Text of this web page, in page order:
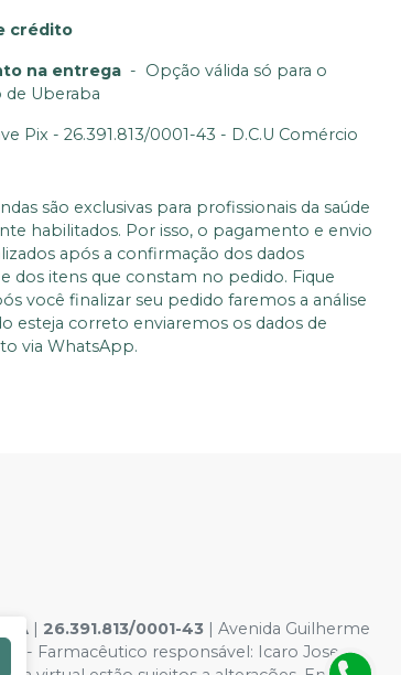
crédito
na entrega - Opção válida só para o
Uberaba
Pix - 26.391.813/0001-43 - D.C.U Comércio
são exclusivas para profissionais da saúde
habilitados. Por isso, o pagamento e envio
após a confirmação dos dados
e dos itens que constam no pedido. Fique
você finalizar seu pedido faremos a análise
esteja correto enviaremos os dados de
via WhatsApp.
| 26.391.813/0001-43 | Avenida Guilherme
- Farmacêutico responsável: Icaro Jose